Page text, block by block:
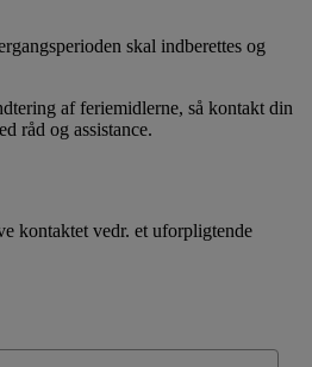
skal indberettes og
af feriemidlerne, så kontakt din
råd og assistance.
kontaktet vedr. et uforpligtende